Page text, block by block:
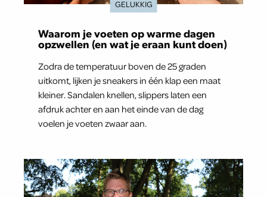
GELUKKIG
Waarom je voeten op warme dagen
opzwellen (en wat je eraan kunt doen)
Zodra de temperatuur boven de 25 graden
uitkomt, lijken je sneakers in één klap een maat
kleiner. Sandalen knellen, slippers laten een
afdruk achter en aan het einde van de dag
voelen je voeten zwaar aan.